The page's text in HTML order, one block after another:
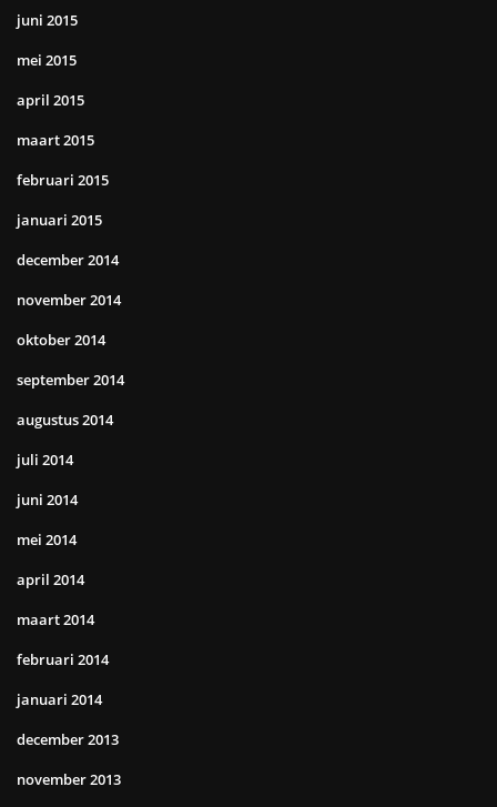
juni 2015
mei 2015
april 2015
maart 2015
februari 2015
januari 2015
december 2014
november 2014
oktober 2014
september 2014
augustus 2014
juli 2014
juni 2014
mei 2014
april 2014
maart 2014
februari 2014
januari 2014
december 2013
november 2013